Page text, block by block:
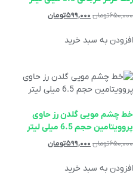
۶۵۰,۰۰۰تومان ۵۹۹,۰۰۰تومان
افزودن به سبد خرید
خط چشم مویی گلدن رز حاوی
پروویتامین حجم 6.5 میلی لیتر
۶۵۰,۰۰۰تومان ۵۹۹,۰۰۰تومان
افزودن به سبد خرید